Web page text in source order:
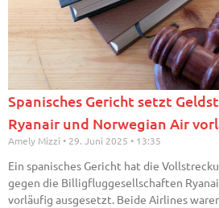
Spanisches Gericht setzt
Ryanair und Norwegian Air
Amely Mizzi 29. Juni 2025 13:35
Ein spanisches Gericht hat die
gegen die Billigfluggesellschaften
vorläufig ausgesetzt. Beide Airlines